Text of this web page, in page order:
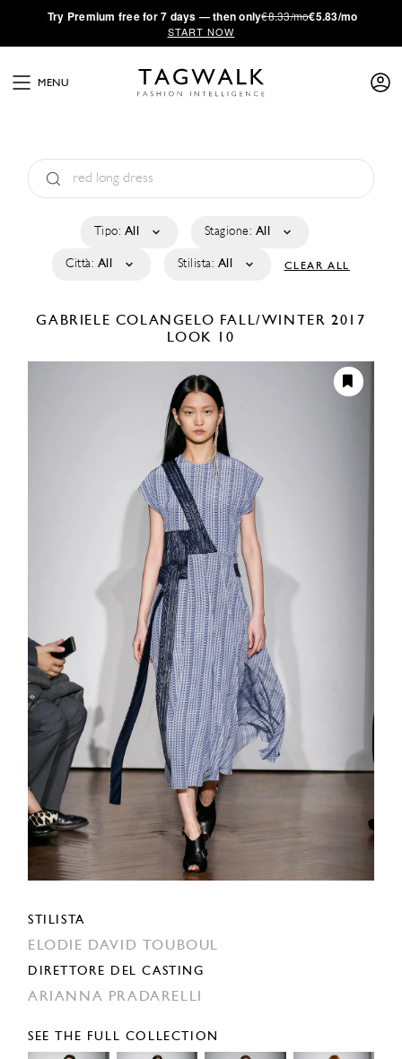
·Try Premium free for 7 days — then only€8.33/mo€5.83/mo
START NOW
MENU
Tipo: All Stagione: All
Città: All Stilista: All CLEAR ALL
GABRIELE COLANGELO FALL/WINTER 2017
LOOK 10
STILISTA
ELODIE DAVID TOUBOUL
DIRETTORE DEL CASTING
ARIANNA PRADARELLI
SEE THE FULL COLLECTION